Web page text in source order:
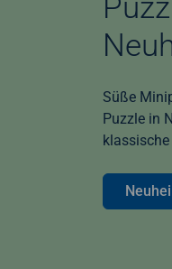
Süße
Puzzle in